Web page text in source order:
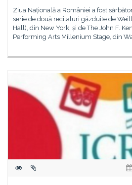
Ziua Națională a României a fost
serie de două recitaluri găzduite de
Hall), din New York, și de The John F.
Performing Arts Millenium Stage, din